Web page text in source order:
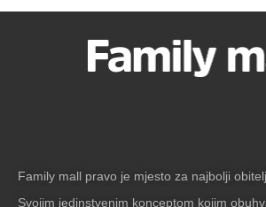
Family mall pravo je mjesto za najbolji
Svojim jedinstvenim konceptom kojim